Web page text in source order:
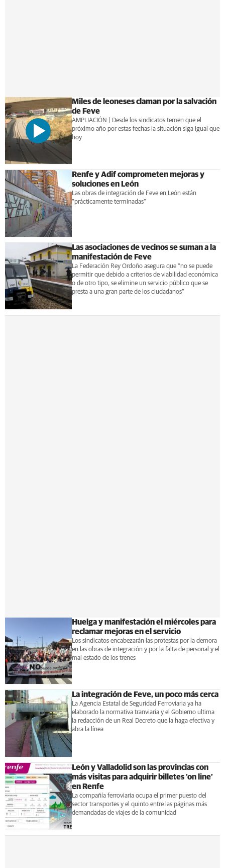
Miles de leoneses claman por la salvación
de Feve
AMPLIACIÓN | Desde los sindicatos temen que el
próximo año por estas fechas la situación siga igual que
hoy
Renfe y Adif comprometen mejoras y
soluciones en León
Las obras de integración de Feve en León están
“prácticamente terminadas”
Las asociaciones de vecinos se suman a la
manifestación de Feve
La Federación Rey Ordoño asegura que "no se puede
permitir que debido a criterios de viabilidad económica
o de otro tipo, se elimine un servicio público que se
presta a una gran parte de los ciudadanos"
Huelga y manifestación el miércoles para
reclamar mejoras en el servicio
Los sindicatos encabezarán las protestas por la demora
en las obras de integración y por la falta de personal y el
mal estado de los trenes
La integración de Feve, un poco más cerca
La Agencia Estatal de Seguridad Ferroviaria ya ha
elaborado la normativa tranviaria y el Gobierno ultima
la redacción de un Real Decreto que la haga efectiva y
abra la línea
León y Valladolid son las provincias con
más visitas para adquirir billetes ‘on line’
en Renfe
La compañía ferroviaria ocupa el primer puesto del
sector transportes y el quinto entre las páginas más
demandadas de viajes de la comunidad